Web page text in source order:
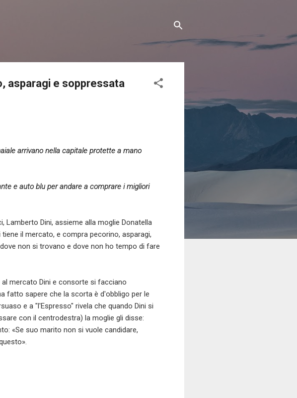
asparagi e soppressata
arrivano nella capitale protette a mano
e auto blu per andare a comprare i migliori
Lamberto Dini, assieme alla moglie Donatella
il mercato, e compra pecorino, asparagi,
non si trovano e dove non ho tempo di fare
mercato Dini e consorte si facciano
fatto sapere che la scorta è d'obbligo per le
e a "l'Espresso" rivela che quando Dini si
con il centrodestra) la moglie gli disse:
«Se suo marito non si vuole candidare,